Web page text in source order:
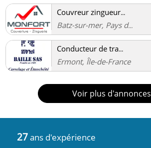
Couvreur zingueur...
Batz-sur-mer, Pays d...
Conducteur de tra...
Ermont, Île-de-France
Voir plus d'annonces
27ans d'expérience